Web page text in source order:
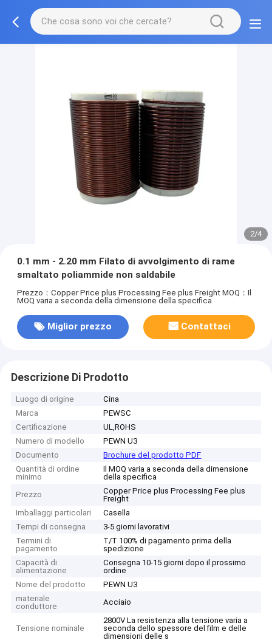
2/4
0.1 mm - 2.20 mm Filato di avvolgimento di rame
smaltato poliammide non saldabile
Prezzo：Copper Price plus Processing Fee plus Freight MOQ：Il
MOQ varia a seconda della dimensione della specifica
Miglior prezzo Contattaci
Descrizione Di Prodotto
Luogo di origine
Cina
Marca
PEWSC
Certificazione
UL,ROHS
Numero di modello
PEWN U3
Documento
Brochure del prodotto PDF
Quantità di ordine
minimo
Il MOQ varia a seconda della dimensione
della specifica
Prezzo
Copper Price plus Processing Fee plus
Freight
Imballaggi particolari
Casella
Tempi di consegna
3-5 giorni lavorativi
Termini di
pagamento
T/T 100% di pagamento prima della
spedizione
Capacità di
alimentazione
Consegna 10-15 giorni dopo il prossimo
ordine
Nome del prodotto
PEWN U3
materiale
conduttore
Acciaio
Tensione nominale
2800V La resistenza alla tensione varia a
seconda dello spessore del film e delle
dimensioni delle s